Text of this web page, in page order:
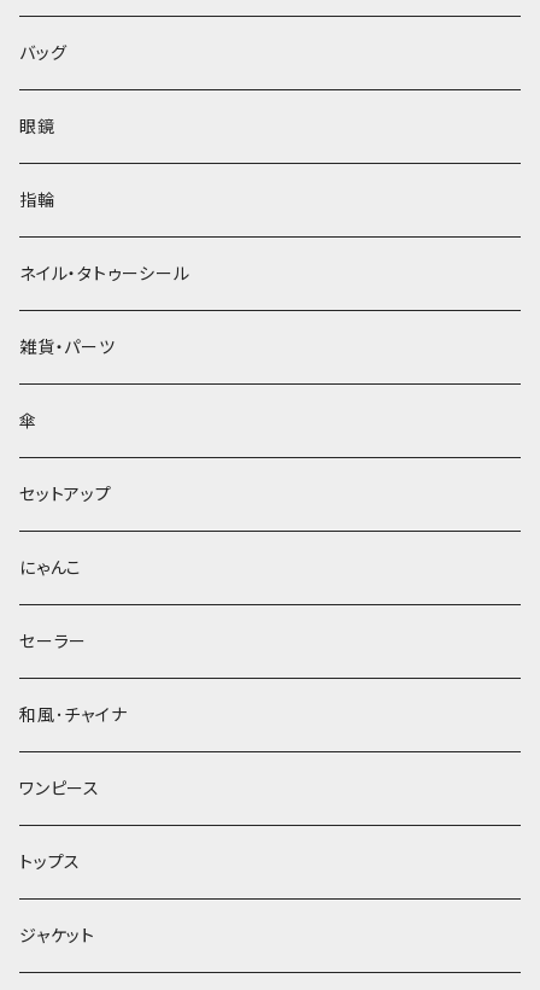
バッグ
眼鏡
指輪
ネイル・タトゥーシール
雑貨・パーツ
傘
セットアップ
にゃんこ
セーラー
和風･チャイナ
ワンピース
トップス
ジャケット